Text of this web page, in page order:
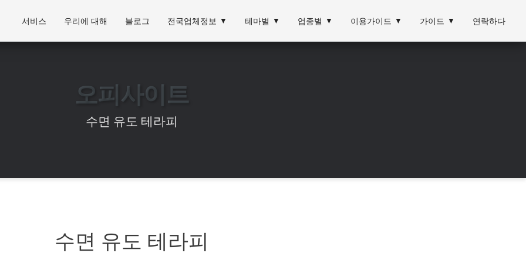
서비스 우리에 대해 블로그 전국업체정보 ▼ 테마별 ▼ 업종별 ▼ 이용가이드 ▼ 가이드 ▼ 연락하다
오피사이트
수면 유도 테라피
수면 유도 테라피